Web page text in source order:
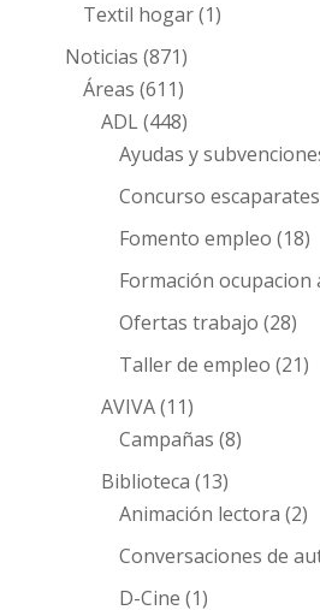
Textil hogar(1)
Noticias (871)
Áreas (611)
ADL(448)
Ayudas y
Concurso
Fomento empleo (18)
Formación ocupacion
Ofertas trabajo (28)
Taller de empleo (21)
AVIVA(11)
Campañas (8)
Biblioteca (13)
Animación lectora (2)
Conversaciones de
D-Cine (1)